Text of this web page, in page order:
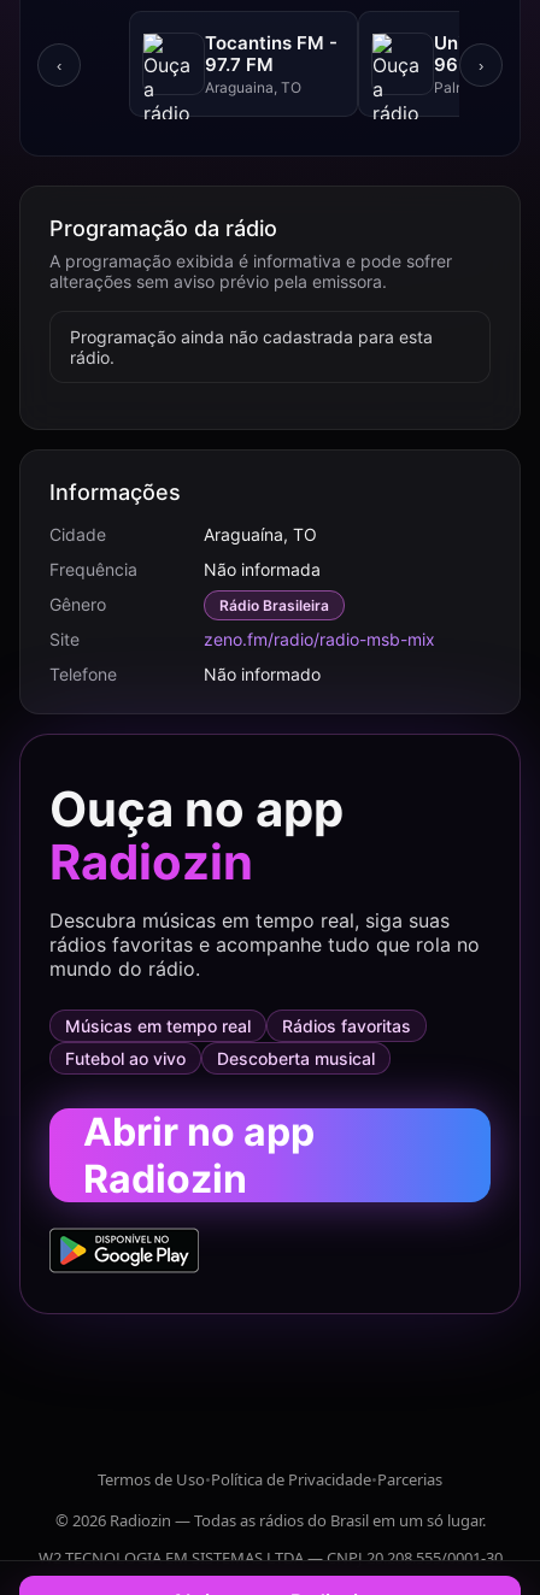
‹
Tocantins FM -
97.7 FM
Araguaina, TO
Unitins FM -
96.0 FM
Palmas, TO
›
Programação da rádio
A programação exibida é informativa e pode sofrer
alterações sem aviso prévio pela emissora.
Programação ainda não cadastrada para esta
rádio.
Informações
Cidade
Araguaína, TO
Frequência
Não informada
Gênero
Rádio Brasileira
Site
zeno.fm/radio/radio-msb-mix
Telefone
Não informado
Ouça no app
Radiozin
Descubra músicas em tempo real, siga suas
rádios favoritas e acompanhe tudo que rola no
mundo do rádio.
Músicas em tempo real
Rádios favoritas
Futebol ao vivo
Descoberta musical
Abrir no app
Radiozin
Termos de Uso•Política de Privacidade•Parcerias
© 2026 Radiozin — Todas as rádios do Brasil em um só lugar.
W2 TECNOLOGIA EM SISTEMAS LTDA — CNPJ 20.208.555/0001-30